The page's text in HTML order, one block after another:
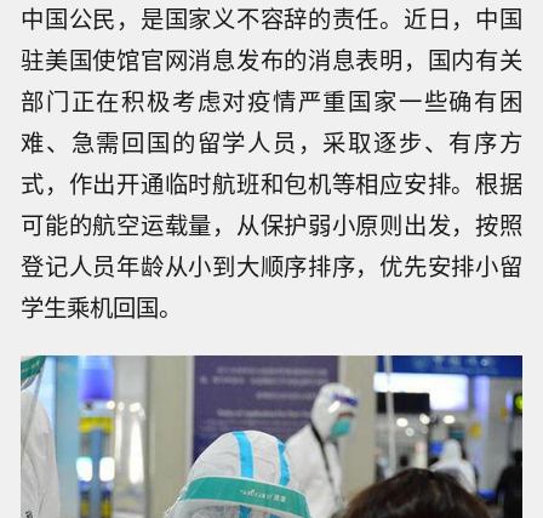
中国公民，是国家义不容辞的责任。近日，中国
驻美国使馆官网消息发布的消息表明，国内有关
部门正在积极考虑对疫情严重国家一些确有困
难、急需回国的留学人员，采取逐步、有序方
式，作出开通临时航班和包机等相应安排。根据
可能的航空运载量，从保护弱小原则出发，按照
登记人员年龄从小到大顺序排序，优先安排小留
学生乘机回国。